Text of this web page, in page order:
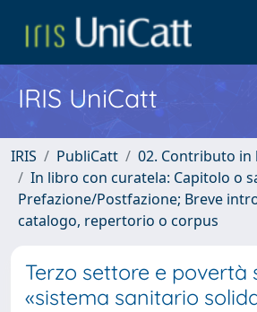
IRIS UniCatt
IRIS PubliCatt
02. Contributo in
In libro con curatela: Capitolo o
Prefazione/Postfazione; Breve
catalogo, repertorio o corpus
Terzo settore e povertà
«sistema sanitario